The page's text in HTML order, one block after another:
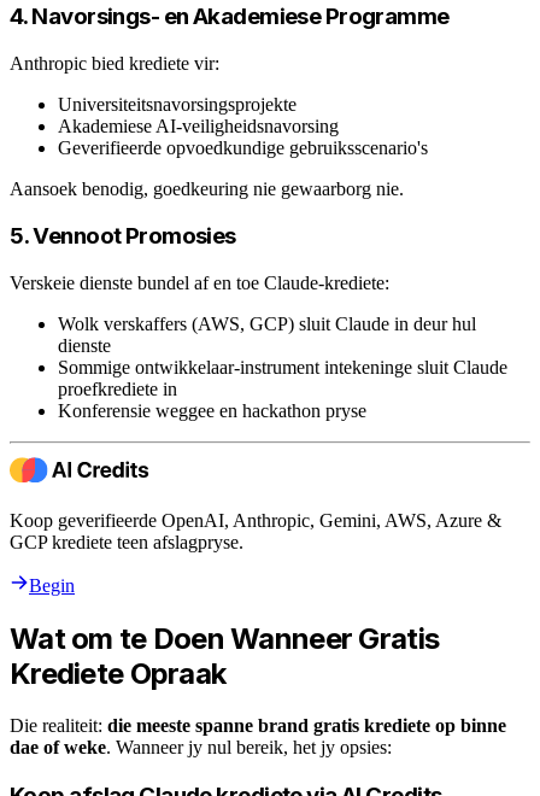
4. Navorsings- en Akademiese Programme
Anthropic bied krediete vir:
Universiteitsnavorsingsprojekte
Akademiese AI-veiligheidsnavorsing
Geverifieerde opvoedkundige gebruiksscenario's
Aansoek benodig, goedkeuring nie gewaarborg nie.
5. Vennoot Promosies
Verskeie dienste bundel af en toe Claude-krediete:
Wolk verskaffers (AWS, GCP) sluit Claude in deur hul
dienste
Sommige ontwikkelaar-instrument intekeninge sluit Claude
proefkrediete in
Konferensie weggee en hackathon pryse
Koop geverifieerde OpenAI, Anthropic, Gemini, AWS, Azure &
GCP krediete teen afslagpryse.
Begin
Wat om te Doen Wanneer Gratis
Krediete Opraak
Die realiteit: die meeste spanne brand gratis krediete op binne
dae of weke. Wanneer jy nul bereik, het jy opsies: